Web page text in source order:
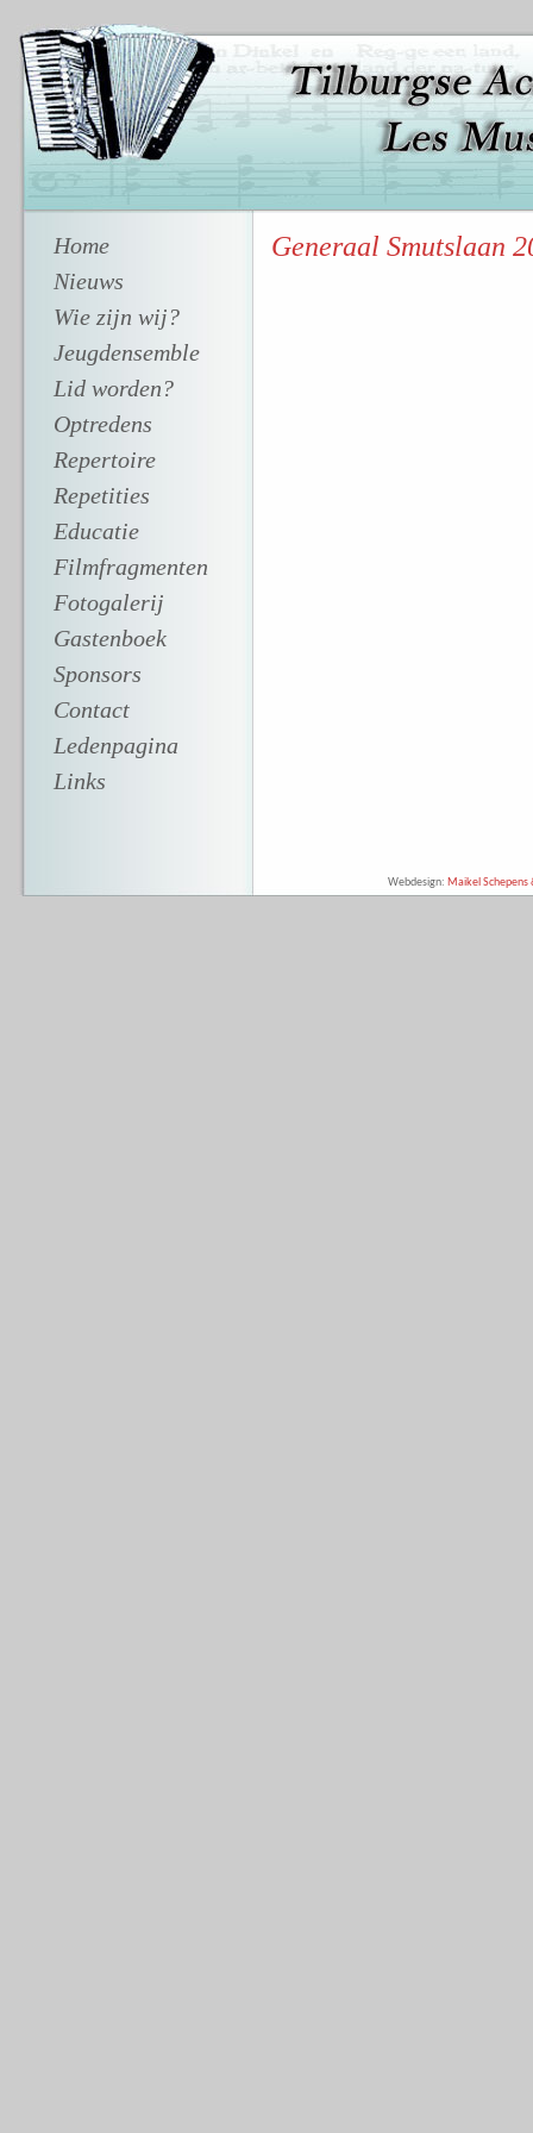
Home
Nieuws
Wie zijn wij?
Jeugdensemble
Lid worden?
Optredens
Repertoire
Repetities
Educatie
Filmfragmenten
Fotogalerij
Gastenboek
Sponsors
Contact
Ledenpagina
Links
Generaal Smutslaan
Webdesign: Maikel Schepens